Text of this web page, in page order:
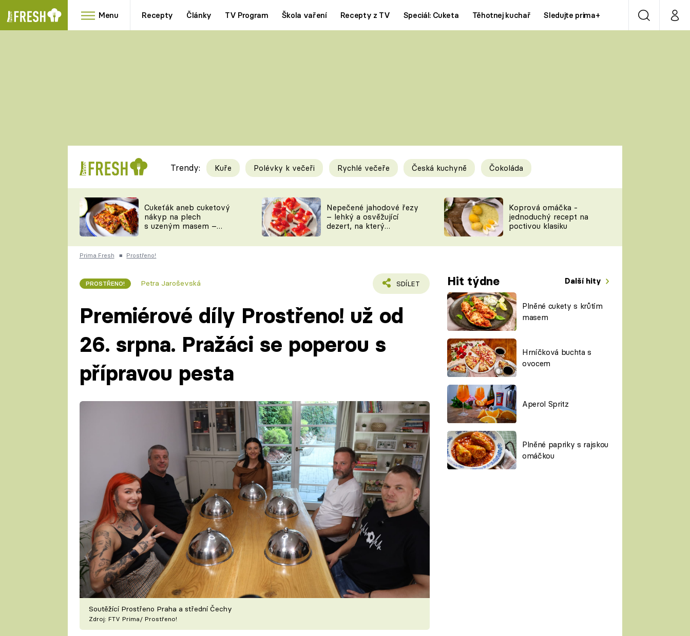
Menu Recepty Články TV Program Škola vaření Recepty z TV Speciál: Cuketa Těhotnej kuchař Sledujte prima+ VyhledáváníMůj
RYCHLOVKY
Videorecepty
TEĎ VAŘÍ ŠÉF!
ČESKO NA TALÍŘI
KUCHAŘKA
Tipy a triky
KAM ZA JÍDLEM
VYCHYTÁVKY
Novinky
ŠÉFREDAKTORKY
ČASOPIS
Prima LAJK
Sledujte nás
Trendy: Kuře Polévky k večeři Rychlé večeře Česká kuchyně Čokoláda
Cukeťák aneb cuketový
nákyp na plech
s uzeným masem –
zpracovat přerostlé
cukety
Nepečené jahodové řezy
– lehký a osvěžující
dezert, na který
Koprová omáčka -
jednoduchý recept na
poctivou klasiku
Prima Fresh ■ Prostřeno!
PROSTŘENO! Petra Jaroševská SDÍLET Hit týdne Další hity
Plněné cukety s krůtím
masem
Hrníčková buchta s
ovocem
Aperol Spritz
Plněné papriky s rajskou
omáčkou
Premiérové díly Prostřeno! už od
26. srpna. Pražáci se poperou s
přípravou pesta
Soutěžící Prostřeno Praha a střední Čechy
Zdroj: FTV Prima/ Prostřeno!